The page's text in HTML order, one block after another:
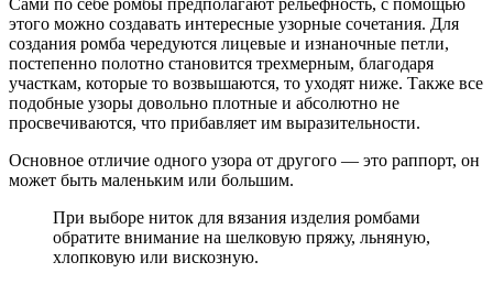
Сами по себе ромбы предполагают рельефность, с помощью
этого можно создавать интересные узорные сочетания. Для
создания ромба чередуются лицевые и изнаночные петли,
постепенно полотно становится трехмерным, благодаря
участкам, которые то возвышаются, то уходят ниже. Также все
подобные узоры довольно плотные и абсолютно не
просвечиваются, что прибавляет им выразительности.
Основное отличие одного узора от другого — это раппорт, он
может быть маленьким или большим.
При выборе ниток для вязания изделия ромбами
обратите внимание на шелковую пряжу, льняную,
хлопковую или вискозную.